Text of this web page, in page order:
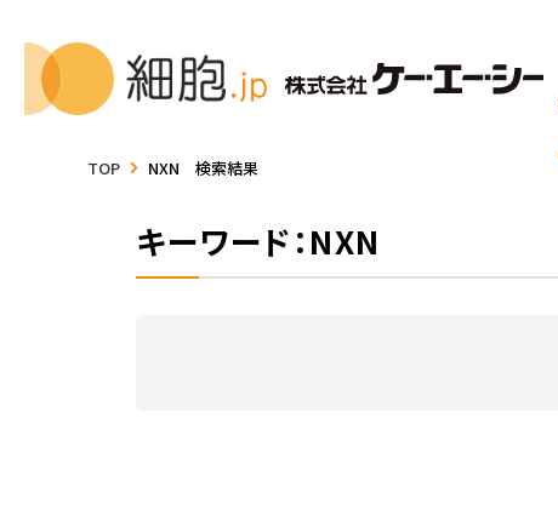
TOP NXN 検索結果
キーワード：NXN